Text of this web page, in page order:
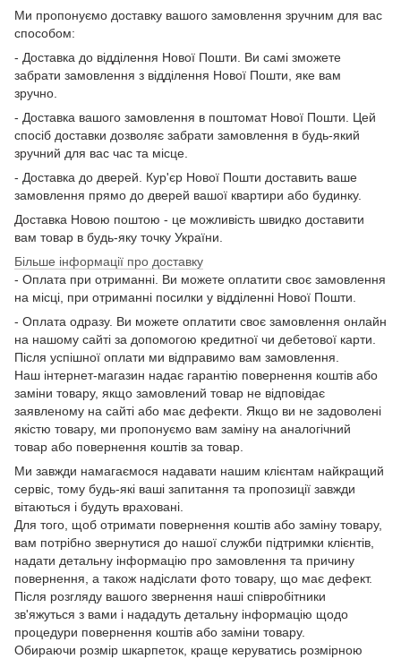
Ми пропонуємо доставку вашого замовлення зручним для вас
способом:
- Доставка до відділення Нової Пошти. Ви самі зможете
забрати замовлення з відділення Нової Пошти, яке вам
зручно.
- Доставка вашого замовлення в поштомат Нової Пошти. Цей
спосіб доставки дозволяє забрати замовлення в будь-який
зручний для вас час та місце.
- Доставка до дверей. Кур'єр Нової Пошти доставить ваше
замовлення прямо до дверей вашої квартири або будинку.
Доставка Новою поштою - це можливість швидко доставити
вам товар в будь-яку точку України.
Більше інформації про доставку
- Оплата при отриманні. Ви можете оплатити своє замовлення
на місці, при отриманні посилки у відділенні Нової Пошти.
- Оплата одразу. Ви можете оплатити своє замовлення онлайн
на нашому сайті за допомогою кредитної чи дебетової карти.
Після успішної оплати ми відправимо вам замовлення.
Наш інтернет-магазин надає гарантію повернення коштів або
заміни товару, якщо замовлений товар не відповідає
заявленому на сайті або має дефекти. Якщо ви не задоволені
якістю товару, ми пропонуємо вам заміну на аналогічний
товар або повернення коштів за товар.
Ми завжди намагаємося надавати нашим клієнтам найкращий
сервіс, тому будь-які ваші запитання та пропозиції завжди
вітаються і будуть враховані.
Для того, щоб отримати повернення коштів або заміну товару,
вам потрібно звернутися до нашої служби підтримки клієнтів,
надати детальну інформацію про замовлення та причину
повернення, а також надіслати фото товару, що має дефект.
Після розгляду вашого звернення наші співробітники
зв'яжуться з вами і нададуть детальну інформацію щодо
процедури повернення коштів або заміни товару.
Обираючи розмір шкарпеток, краще керуватись розмірною